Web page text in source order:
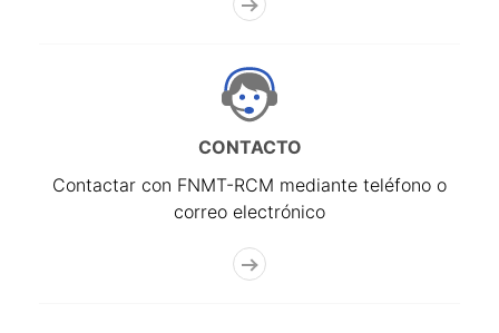
CONTACTO
Contactar con FNMT-RCM mediante teléfono o
correo electrónico